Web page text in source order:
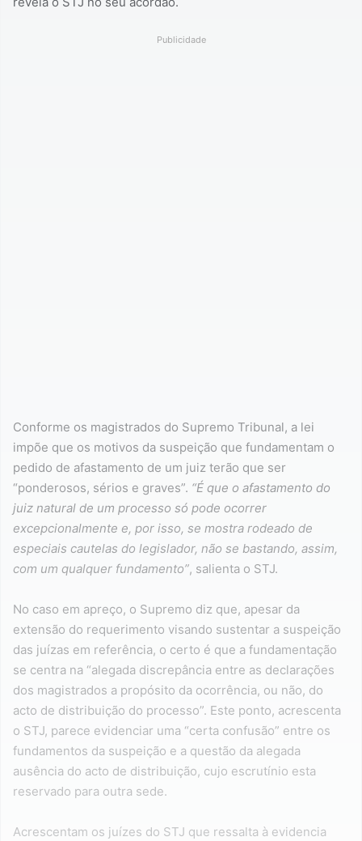
Publicidade
Conforme os magistrados do Supremo Tribunal, a lei
impõe que os motivos da suspeição que fundamentam o
pedido de afastamento de um juiz terão que ser
“ponderosos, sérios e graves”. “É que o afastamento do
juiz natural de um processo só pode ocorrer
excepcionalmente e, por isso, se mostra rodeado de
especiais cautelas do legislador, não se bastando, assim,
com um qualquer fundamento”, salienta o STJ.
No caso em apreço, o Supremo diz que, apesar da
extensão do requerimento visando sustentar a suspeição
das juízas em referência, o certo é que a fundamentação
se centra na “alegada discrepância entre as declarações
dos magistrados a propósito da ocorrência, ou não, do
acto de distribuição do processo”. Este ponto, acrescenta
o STJ, parece evidenciar uma “certa confusão” entre os
fundamentos da suspeição e a questão da alegada
ausência do acto de distribuição, cujo escrutínio esta
reservado para outra sede.
Acrescentam os juízes do STJ que ressalta à evidencia